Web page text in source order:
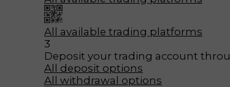
All available trading platforms
3
Deposit your trading account
All deposit options
All withdrawal options